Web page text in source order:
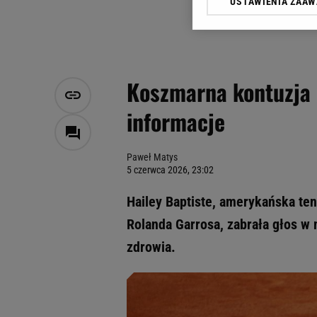
Koszmarna
informacje
Paweł Matys
5 czerwca 2026, 23:02
Hailey Baptiste, amerykańska
Rolanda Garrosa, zabrała głos
zdrowia.
Klikając „Akceptuję”
Zaufanych Partnerów i
My, nasi Zaufani
Użycie dokładnych
Przechowywanie